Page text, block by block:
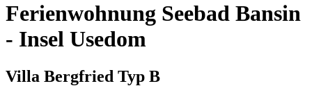
Ferienwohnung Seebad Bansin
- Insel Usedom
Villa Bergfried Typ B